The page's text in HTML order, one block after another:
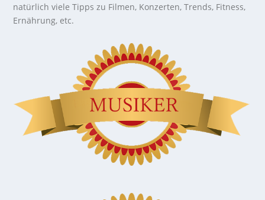
natürlich viele Tipps zu Filmen, Konzerten, Trends, Fitness,
Ernährung, etc.